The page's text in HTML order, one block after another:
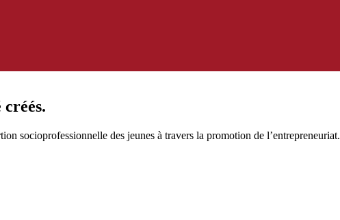
socioprofessionnelle des jeunes à travers la promotion de l’entrepreneuriat.